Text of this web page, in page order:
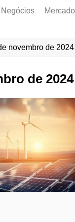
Negócios
Empresas
Token
Mercado
Mercado
novembro de 2024
de 2024